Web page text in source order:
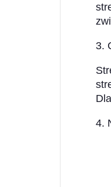
3.
4.